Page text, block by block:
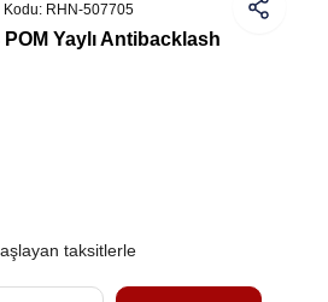
Kodu: RHN-507705
Yaylı Antibacklash
taksitlerle